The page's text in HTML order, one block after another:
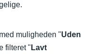
muligheden "Uden
filteret " Lavt